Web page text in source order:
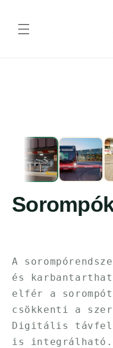
ZSOZO
A
és
elfér a
csökkenti a
Digitális
is integrálható.